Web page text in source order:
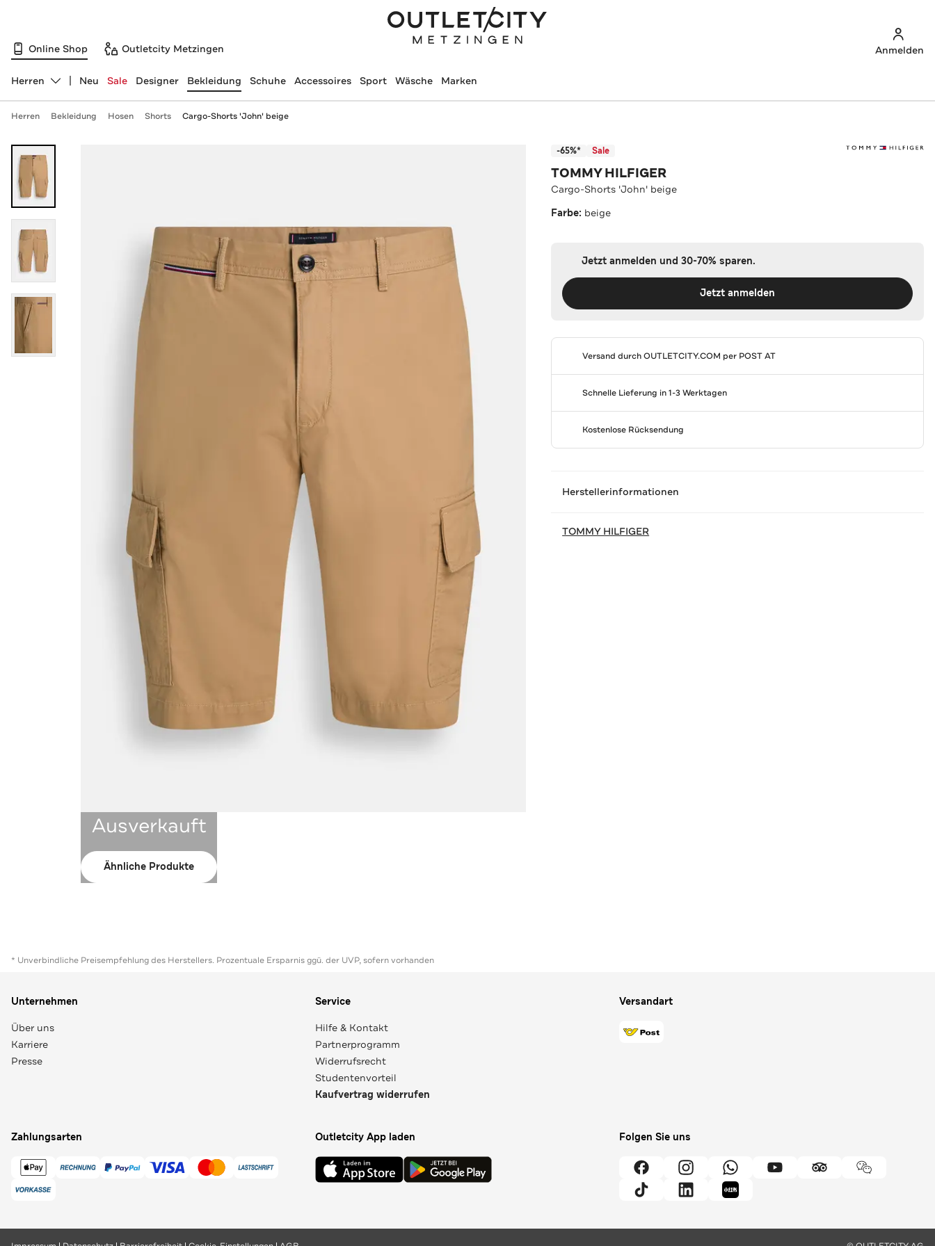
Online Shop Outletcity Metzingen Anmelden
Abteilung ändern, ausgewählt:
Herren Neu Sale Designer Bekleidung Schuhe Accessoires Sport Wäsche Marken
Herren Bekleidung Hosen Shorts Cargo-Shorts 'John' beige
Ausverkauft
Ähnliche Produkte
-65%* Sale
TOMMY HILFIGER
Cargo-Shorts 'John' beige
Farbe: beige
Jetzt anmelden und 30-70% sparen.
Jetzt anmelden
Versand durchOUTLETCITY.COM per POST AT
Schnelle Lieferung in 1-3 Werktagen
Kostenlose Rücksendung
Herstellerinformationen
TOMMY HILFIGER
* Unverbindliche Preisempfehlung des Herstellers. Prozentuale Ersparnis ggü. der UVP, sofern vorhanden
Unternehmen
Über uns
Karriere
Presse
Service
Hilfe & Kontakt
Partnerprogramm
Widerrufsrecht
Studentenvorteil
Kaufvertrag widerrufen
Versandart
Zahlungsarten Outletcity App laden Folgen Sie uns